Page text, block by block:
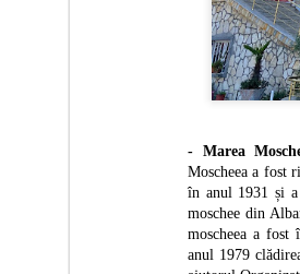
- Marea
Moscheea a fost
în anul 1931 și
moschee din
moscheea a
anul 1979